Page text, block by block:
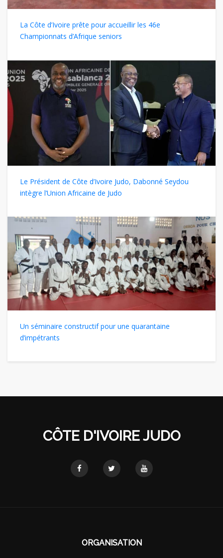
La Côte d’Ivoire prête pour accueillir les 46e
Championnats d’Afrique seniors
Le Président de Côte d’Ivoire Judo, Dabonné Seydou
intègre l’Union Africaine de Judo
Un séminaire constructif pour une quarantaine
d’impétrants
CÔTE D'IVOIRE JUDO
ORGANISATION